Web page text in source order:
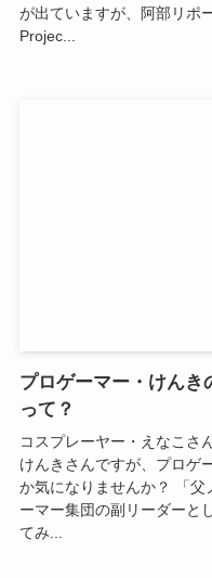
が出ていますが、阿部リポ
Projec...
プロゲーマー・けんき
って？
コスプレーヤー・えなこさ
けんきさんですが、プロゲ
か気になりませんか？ 「父
ーマー集団の副リーダーと
てみ...